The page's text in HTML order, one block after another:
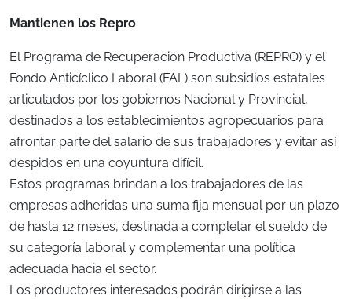
Mantienen los Repro
El Programa de Recuperación Productiva (REPRO) y el
Fondo Anticíclico Laboral (FAL) son subsidios estatales
articulados por los gobiernos Nacional y Provincial,
destinados a los establecimientos agropecuarios para
afrontar parte del salario de sus trabajadores y evitar así
despidos en una coyuntura difícil.
Estos programas brindan a los trabajadores de las
empresas adheridas una suma fija mensual por un plazo
de hasta 12 meses, destinada a completar el sueldo de
su categoría laboral y complementar una política
adecuada hacia el sector.
Los productores interesados podrán dirigirse a las